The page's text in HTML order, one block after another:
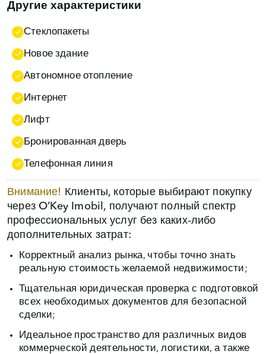
Другие характеристики
Стеклопакеты
Новое здание
Автономное отопление
Интернет
Лифт
Бронированная дверь
Телефонная линия
Внимание!
Клиенты, которые выбирают покупку
через O’Key Imobil, получают полный спектр
профессиональных услуг без каких‑либо
дополнительных затрат:
Корректный анализ рынка, чтобы точно знать
реальную стоимость желаемой недвижимости;
Тщательная юридическая проверка с подготовкой
всех необходимых документов для безопасной
сделки;
Идеальное пространство для различных видов
коммерческой деятельности, логистики, а также